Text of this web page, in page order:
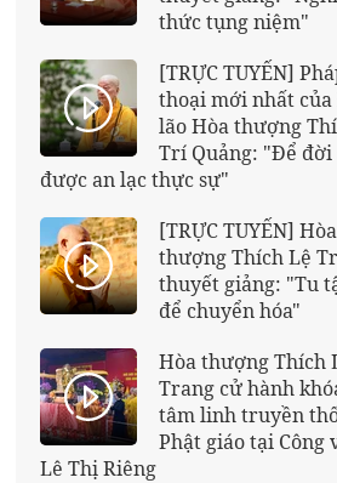
thức tụng niệm"
[TRỰC TUYẾN]
thoại mới nhất
lão Hòa thượng
Trí Quảng: "Để đời
được an lạc thực sự"
[TRỰC TUYẾN] Hòa
thượng Thích Lệ
thuyết giảng: "Tu
để chuyển hóa"
Hòa thượng Thích
Trang cử hành
tâm linh truyền
Phật giáo tại Công
Lê Thị Riêng